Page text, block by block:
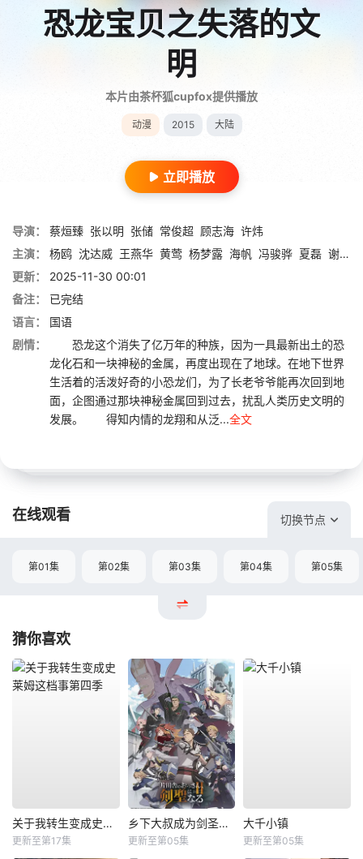
恐龙宝贝之失落的文
明
本片由茶杯狐cupfox提供播放
动漫 2015 大陆
立即播放
导演： 蔡烜臻 张以明 张储 常俊超 顾志海 许炜
主演：
杨鸥 沈达威 王燕华 黄莺 杨梦露 海帆 冯骏骅 夏磊 谢添天
更新：
2025-11-30 00:01
备注：
已完结
语言：
国语
剧情：
恐龙这个消失了亿万年的种族，因为一具最新出土的恐
龙化石和一块神秘的金属，再度出现在了地球。在地下世界
生活着的活泼好奇的小恐龙们，为了长老爷爷能再次回到地
面，企图通过那块神秘金属回到过去，扰乱人类历史文明的
发展。 得知内情的龙翔和从泛...全文
在线观看 切换节点
第01集 第02集 第03集 第04集 第05集
猜你喜欢
关于我转生变成史莱姆这档事第四季
更新至第17集
乡下大叔成为剑圣第二季
更新至第05集
大千小镇
更新至第05集